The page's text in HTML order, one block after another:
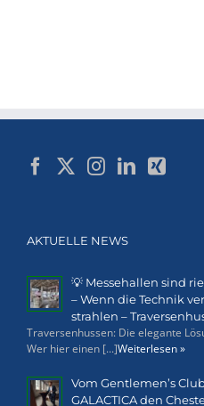
AKTUELLE NEWS
💡 Messehallen sind
– Wenn die Technik
strahlen –
Traversenhussen: Die elegante
Wer hier einen [...]Weiterlesen »
Vom Gentlemen’s
GALACTICA den